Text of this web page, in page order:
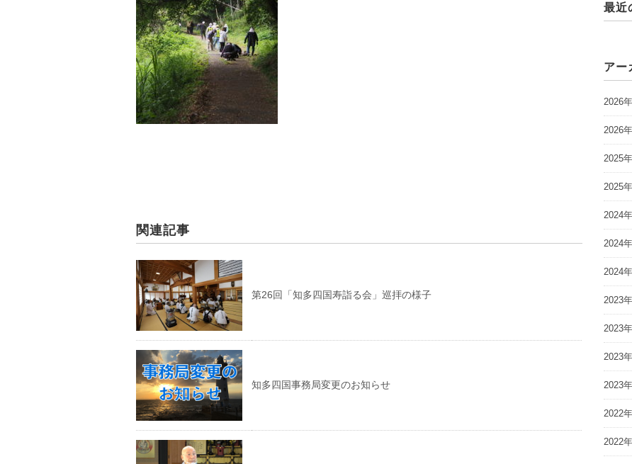
関連記事
第26回「知多四国寿詣る会」巡拝の様子
知多四国事務局変更のお知らせ
最近
アー
2026
2026
2025
2025
2024
2024
2024
2023
2023
2023
2023
2022
2022